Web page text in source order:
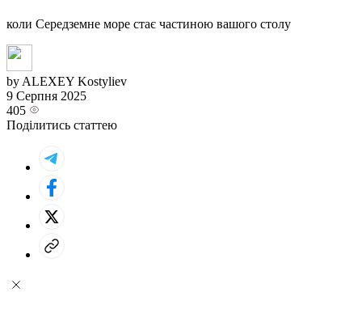
коли Середземне море стає частиною вашого столу
by ALEXEY Kostyliev
9 Серпня 2025
405
Поділитись статтею